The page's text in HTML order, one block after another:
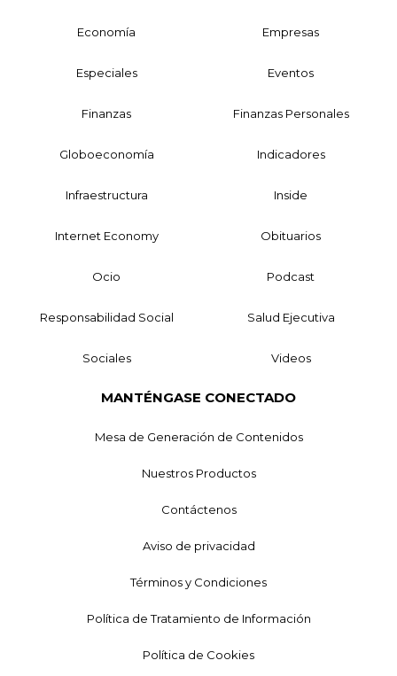
Economía Empresas
Especiales Eventos
Finanzas Finanzas Personales
Globoeconomía Indicadores
Infraestructura Inside
Internet Economy Obituarios
Ocio Podcast
Responsabilidad Social Salud Ejecutiva
Sociales Videos
MANTÉNGASE CONECTADO
Mesa de Generación de Contenidos
Nuestros Productos
Contáctenos
Aviso de privacidad
Términos y Condiciones
Política de Tratamiento de Información
Política de Cookies